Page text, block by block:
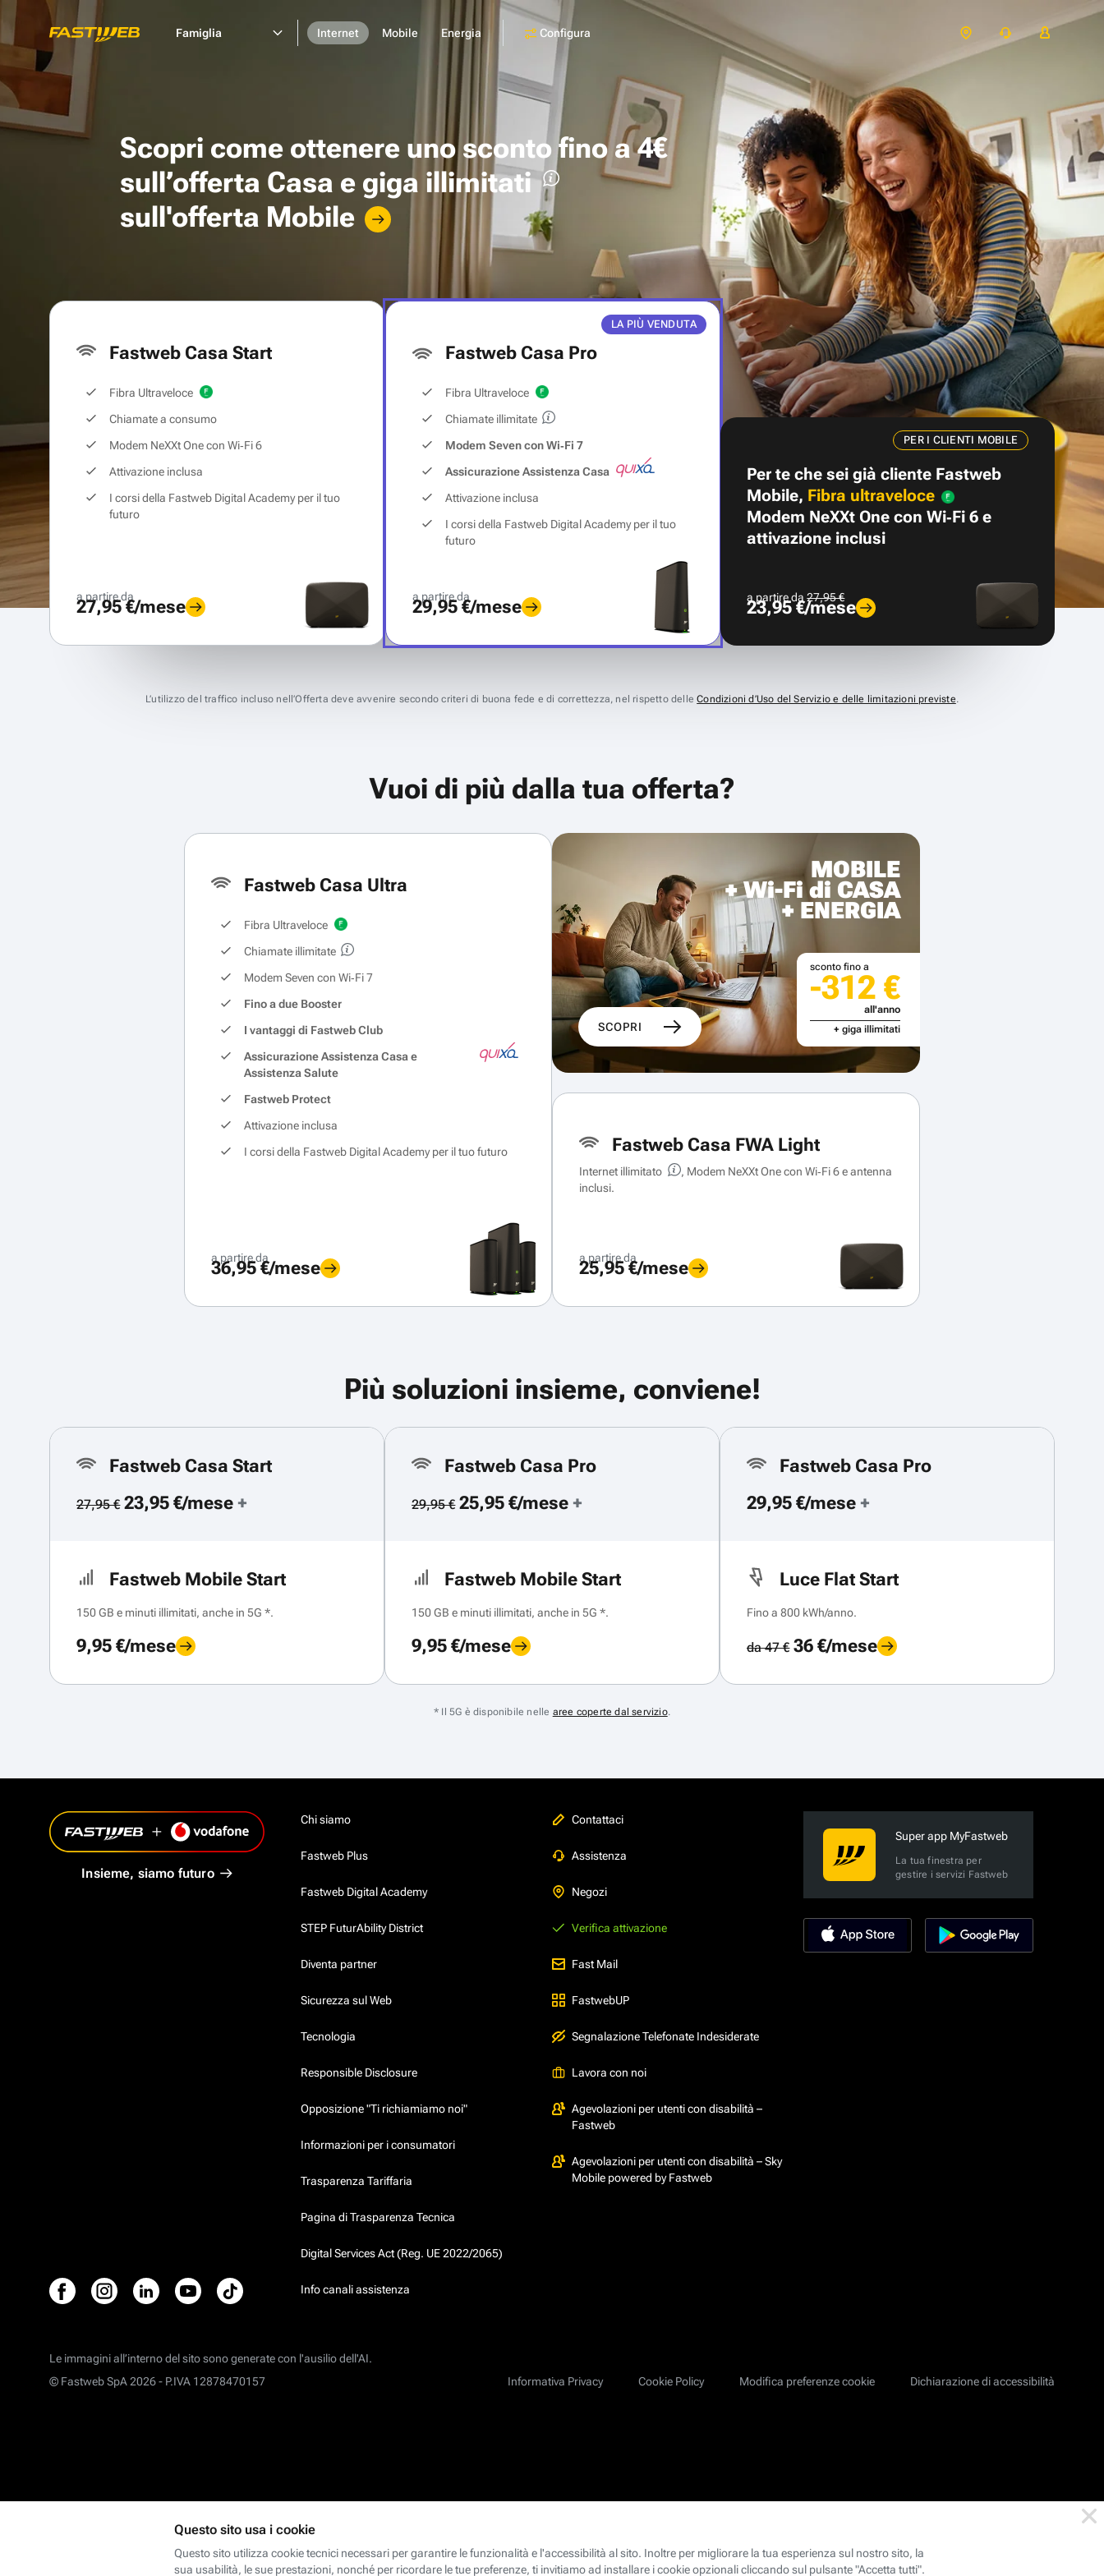
Famiglia Internet Mobile Energia Configura
Scopri come ottenere unosconto fino a 4€
sull’offerta Casa e giga illimitati
sull'offerta Mobile
Fastweb Casa Start
Fibra Ultraveloce
Chiamate a consumo
Modem NeXXt One con Wi‑Fi 6
Attivazione inclusa
I corsi della Fastweb Digital Academy per il tuo
futuro
a partire da
27,95 €/mese
LA PIÙ VENDUTA
Fastweb Casa Pro
Fibra Ultraveloce
Chiamate illimitate
Modem Seven con Wi‑Fi 7
Assicurazione Assistenza Casa
Attivazione inclusa
I corsi della Fastweb Digital Academy per il tuo
futuro
a partire da
29,95 €/mese
PER I CLIENTI MOBILE
Per te che sei già cliente Fastweb
Mobile, Fibra ultraveloce
Modem NeXXt One con Wi‑Fi 6 e
attivazione inclusi
a partire da27,95 €
23,95 €/mese
L’utilizzo del traffico incluso nell’Offerta deve avvenire secondo criteri di buona fede e di correttezza, nel rispetto delleCondizioni d’Uso del Servizio e delle limitazioni previste.
Vuoi di più dalla tua offerta?
Fastweb Casa Ultra
Fibra Ultraveloce
Chiamate illimitate
Modem Seven con Wi‑Fi 7
Fino a due Booster
I vantaggi di Fastweb Club
Assicurazione Assistenza Casa e
Assistenza Salute
Fastweb Protect
Attivazione inclusa
I corsi della Fastweb Digital Academy per il tuo futuro
a partire da
36,95 €/mese
MOBILE
+ Wi-Fi di CASA
+ ENERGIA
SCOPRI
sconto fino a
-312 €
all'anno
+ giga illimitati
Fastweb Casa FWA Light
Internet illimitato
, Modem NeXXt One con Wi‑Fi 6 e antenna
inclusi.
a partire da
25,95 €/mese
Più soluzioni insieme, conviene!
Fastweb Casa Start
27,95 €23,95 €/mese +
Fastweb Mobile Start
150 GB e minuti illimitati, anche in 5G *.
9,95 €/mese
Fastweb Casa Pro
29,95 €25,95 €/mese +
Fastweb Mobile Start
150 GB e minuti illimitati, anche in 5G *.
9,95 €/mese
Fastweb Casa Pro
29,95 €/mese +
Luce Flat Start
Fino a 800 kWh/anno.
da 47 €36 €/mese
* Il 5G è disponibile nelle aree coperte dal servizio.
Insieme, siamo futuro
Chi siamo
Fastweb Plus
Fastweb Digital Academy
STEP FuturAbility District
Diventa partner
Sicurezza sul Web
Tecnologia
Responsible Disclosure
Opposizione "Ti richiamiamo noi"
Informazioni per i consumatori
Trasparenza Tariffaria
Pagina di Trasparenza Tecnica
Digital Services Act (Reg. UE 2022/2065)
Info canali assistenza
Contattaci
Assistenza
Negozi
Verifica attivazione
Fast Mail
FastwebUP
Segnalazione Telefonate Indesiderate
Lavora con noi
Agevolazioni per utenti con disabilità –
Fastweb
Agevolazioni per utenti con disabilità – Sky
Mobile powered by Fastweb
Super app MyFastweb
La tua finestra per
gestire i servizi Fastweb
Le immagini all’interno del sito sono generate con l'ausilio dell'AI.
Informativa Privacy
Cookie Policy Modifica preferenze cookie Dichiarazione di accessibilità
© Fastweb SpA 2026 - P.IVA 12878470157